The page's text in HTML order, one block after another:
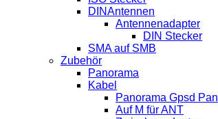
DINAntennen
Antennenadapter
DIN Stecker
SMA auf SMB
Zubehör
Panorama
Kabel
Panorama Gpsd Pan
Auf M für ANT